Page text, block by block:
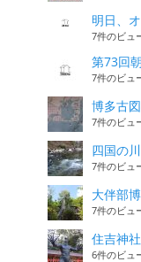
明日、
7件のビュ
第73回
7件のビュ
博多古
7件のビュ
四国の
7件のビュ
大伴部
7件のビュ
住吉神
6件のビュ